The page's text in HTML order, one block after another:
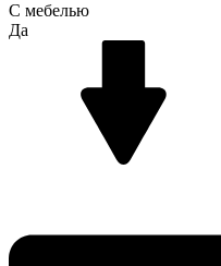
С мебелью
Да